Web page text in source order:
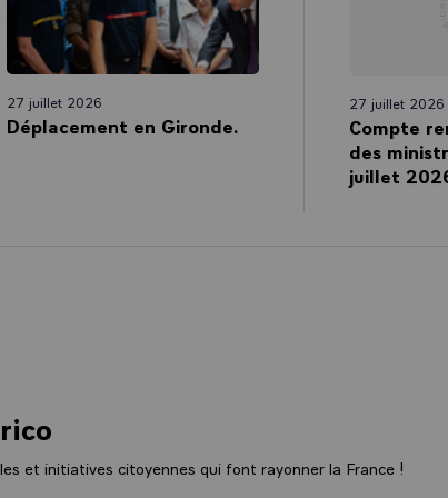
l'esprit de division. Je sais que tous nos concitoyens sont
bouleversés de ce qui vient une fois encore de se passer.
que j'étais venu passer aujourd'hui à Nice et je sais
J'étais à vos côtés il y a quelques semaines à peine
de la Nation à Nice, aux catholiques de France, fermeté et
suivre aujourd'hui et que nous continuerons de suivre
27 juillet 2026
Déplacement en Gironde.
27 juillet 2026
Compte
des
juillet
et initiatives citoyennes qui font rayonner la France !